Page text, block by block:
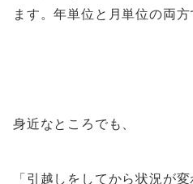
ます。年単位と月単位の両方
身近なところでも、
「引越しをしてから状況が変